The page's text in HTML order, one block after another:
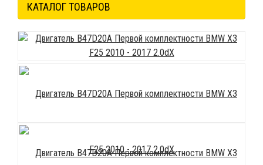
КАТАЛОГ ТОВАРОВ